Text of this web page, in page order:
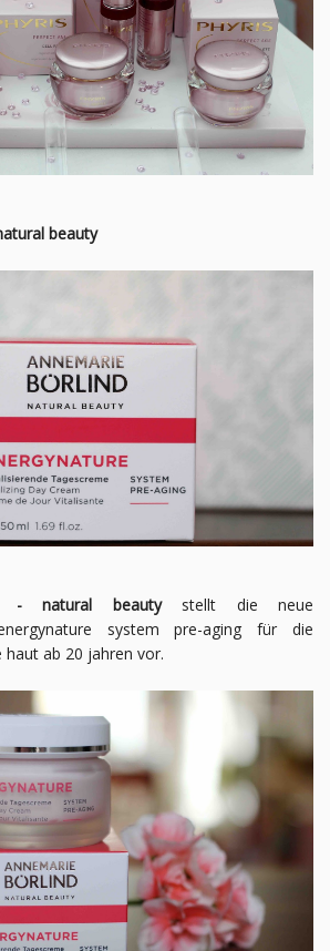
beauty
- natural beautystellt die neue
system pre-aging für die
ab 20 jahren vor.